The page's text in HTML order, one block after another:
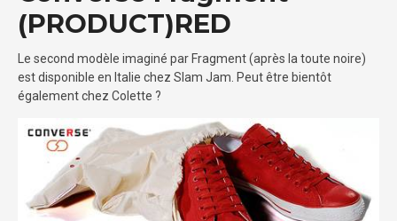
(PRODUCT)RED
Le second modèle imaginé par Fragment (après la toute noire)
est disponible en Italie chez Slam Jam. Peut être bientôt
également chez Colette ?